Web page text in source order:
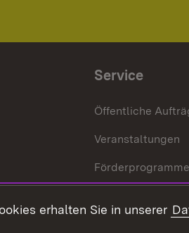
Service
Öffentliche
Veranstaltungen
Förderprogramme
erhalten Sie in unserer